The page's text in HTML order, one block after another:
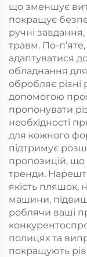
що зменшує
покращує
ручні
травм. По-
адаптуватися
обладнання
обробляє
допомогою
пропонувати
необхідності
для кожного
підтримує
пропозицій, що
тренди.
якість пляшок,
машини,
роблячи ваші
полицях та
покращують